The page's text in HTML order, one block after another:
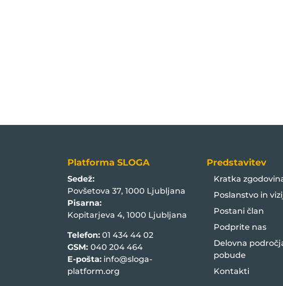
Platforma SLOGA
Sedež:
Povšetova 37, 1000 Ljubljana
Pisarna:
Kopitarjeva 4, 1000 Ljubljana
Telefon: 01 434 44 02
GSM:040 204 464
E-pošta: info@sloga-
platform.org
Predstavitev
Kratka
Poslanstvo in
Postani član
Podprite nas
Delovna
pobude
Kontakti